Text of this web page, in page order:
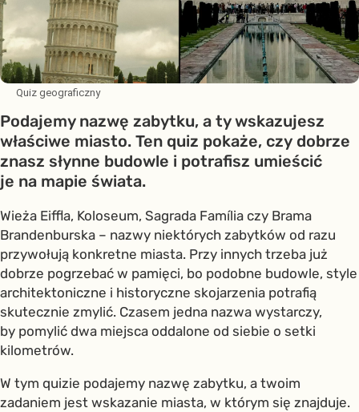
Quiz geograficzny
Podajemy nazwę zabytku, a ty wskazujesz
właściwe miasto. Ten quiz pokaże, czy dobrze
znasz słynne budowle i potrafisz umieścić
je na mapie świata.
Wieża Eiffla, Koloseum, Sagrada Família czy Brama
Brandenburska – nazwy niektórych zabytków od razu
przywołują konkretne miasta. Przy innych trzeba już
dobrze pogrzebać w pamięci, bo podobne budowle, style
architektoniczne i historyczne skojarzenia potrafią
skutecznie zmylić. Czasem jedna nazwa wystarczy,
by pomylić dwa miejsca oddalone od siebie o setki
kilometrów.
W tym quizie podajemy nazwę zabytku, a twoim
zadaniem jest wskazanie miasta, w którym się znajduje.